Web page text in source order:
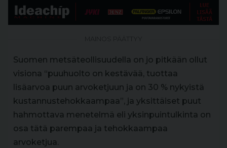
Suomen metsäteollisuudella on jo pitkään ollut
visiona “puuhuolto on kestävää, tuottaa
lisäarvoa puun arvoketjuun ja on 30 % nykyistä
kustannustehokkaampaa”, ja yksittäiset puut
hahmottava menetelmä eli yksinpuintulkinta on
osa tätä parempaa ja tehokkaampaa
arvoketjua.